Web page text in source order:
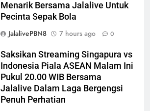
Menarik Bersama Jalalive Untuk
Pecinta Sepak Bola
JalalivePBN8
7 hours ago 0
Saksikan Streaming Singapura vs
Indonesia Piala ASEAN Malam Ini
Pukul 20.00 WIB Bersama
Jalalive Dalam Laga Bergengsi
Penuh Perhatian